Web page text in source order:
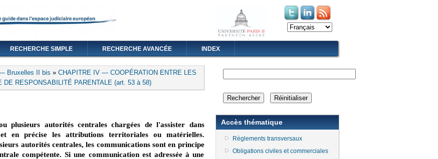
(le lien est externe)
(le lien est externe)
RECHERCHE SIMPLE RECHERCHE AVANCÉE INDEX
Bruxelles II bis » CHAPITRE IV — COOPÉRATION ENTRE LES
RESPONSABILITÉ PARENTALE (art. 53 à 58)
plusieurs autorités centrales chargées de l'assister dans
en précise les attributions territoriales ou matérielles.
autorités centrales, les communications sont en principe
compétente. Si une communication est adressée à une
Accès thématique
Règlements transversaux
Obligations civiles et commerciales